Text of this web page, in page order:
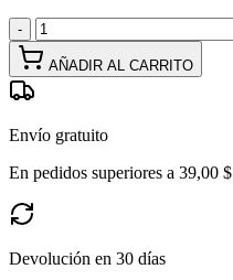
-
AÑADIR AL CARRITO
Envío gratuito
En pedidos superiores a 39,00 $
Devolución en 30 días